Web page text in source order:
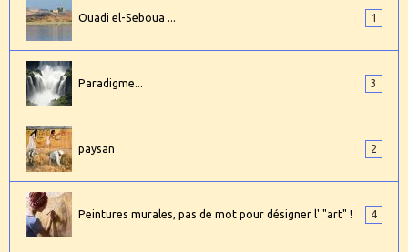
Ouadi el-Seboua ... 1
Paradigme... 3
paysan 2
Peintures murales, pas de mot pour désigner l' "art" ! 4